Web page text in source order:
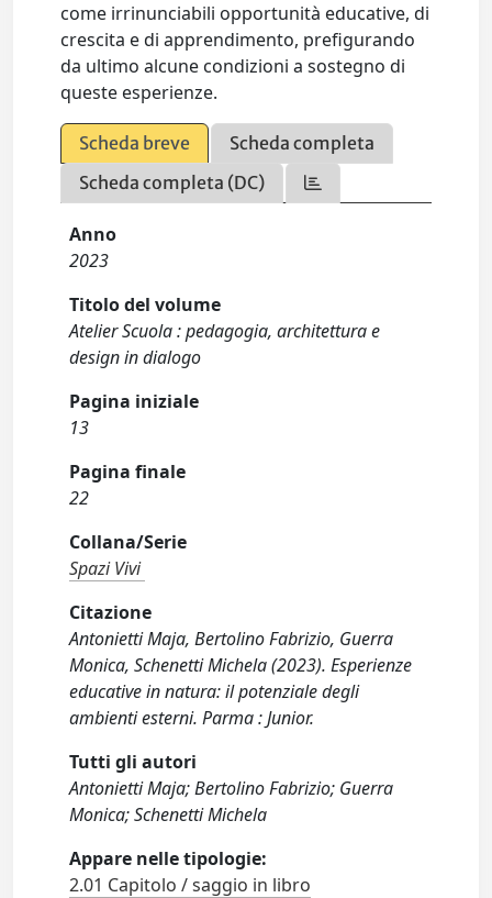
come irrinunciabili opportunità educative, di
crescita e di apprendimento, prefigurando
da ultimo alcune condizioni a sostegno di
queste esperienze.
Scheda breve
Scheda completa
Scheda completa (DC)
Anno
2023
Titolo del volume
Atelier Scuola : pedagogia, architettura e
design in dialogo
Pagina iniziale
13
Pagina finale
22
Collana/Serie
Spazi Vivi
Citazione
Antonietti Maja, Bertolino Fabrizio, Guerra
Monica, Schenetti Michela (2023). Esperienze
educative in natura: il potenziale degli
ambienti esterni. Parma : Junior.
Tutti gli autori
Antonietti Maja; Bertolino Fabrizio; Guerra
Monica; Schenetti Michela
Appare nelle tipologie:
2.01 Capitolo / saggio in libro